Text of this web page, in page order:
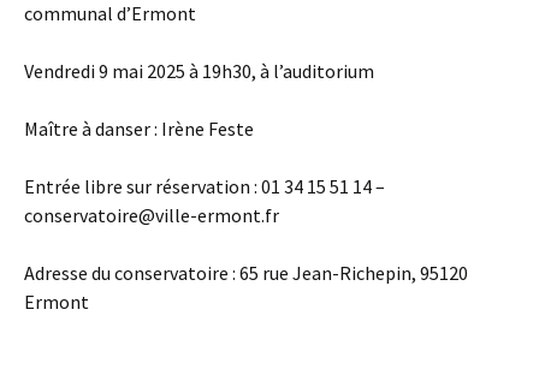
communal d’Ermont
Vendredi 9 mai 2025 à 19h30, à l’auditorium
Maître à danser : Irène Feste
Entrée libre sur réservation : 01 34 15 51 14 –
conservatoire@ville-ermont.fr
Adresse du conservatoire : 65 rue Jean-Richepin, 95120
Ermont